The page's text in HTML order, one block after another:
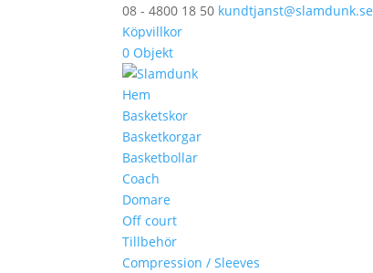
08 - 4800 18 50 kundtjanst@slamdunk.se
Köpvillkor
0 Objekt
Hem
Basketskor
Basketkorgar
Basketbollar
Coach
Domare
Off court
Tillbehör
Compression / Sleeves